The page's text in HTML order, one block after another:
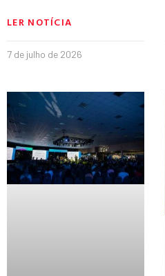
LER NOTÍCIA
7 de julho de 2026